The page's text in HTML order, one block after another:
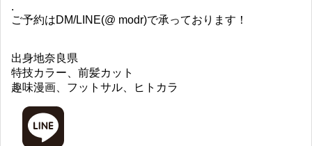
.
ご予約はDM/LINE(@ modr)で承っております！
出身地奈良県
特技カラー、前髪カット
趣味漫画、フットサル、ヒトカラ